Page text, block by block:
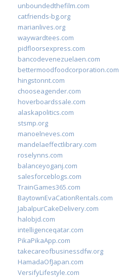
unboundedthefilm.com
catfriends-bg.org
marianlives.org
waywardtees.com
pidfloorsexpress.com
bancodevenezuelaen.com
bettermoodfoodcorporation.com
hingstonnt.com
chooseagender.com
hoverboardssale.com
alaskapolitics.com
stsmp.org
manoelneves.com
mandelaeffectlibrary.com
roselynns.com
balanceyoganj.com
salesforceblogs.com
TrainGames365.com
BaytownEvaCationRentals.com
JabalpurCakeDelivery.com
halobjd.com
intelligenceqatar.com
PikaPikaApp.com
takecareofbusinessdfw.org
HamadaOfJapan.com
VersifyLifestyle.com